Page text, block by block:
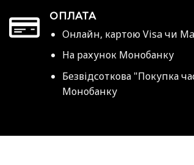
ОПЛАТА
Онлайн, картою Visa чи
На рахунок Монобанку
Безвідсоткова "Покупка
Монобанку